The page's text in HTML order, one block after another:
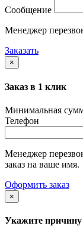
Сообщение
Менеджер
Заказать
×
Заказ в 1 клик
Минимальная
Телефон
Менеджер
заказ на ваше имя.
Оформить заказ
×
Укажите